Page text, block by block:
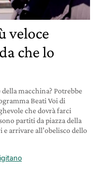
veloce
che lo
della macchina? Potrebbe
Beati Voi di
che dovrà farci
partiti da piazza della
arrivare all’obelisco dello